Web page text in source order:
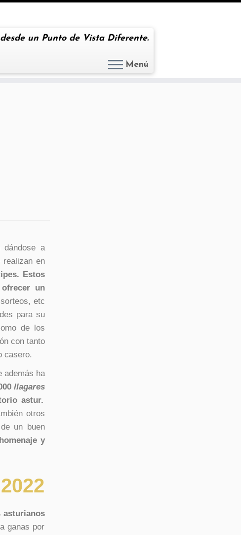
un Punto de Vista Diferente.
Menú
dándose a
realizan en
Estos
un
etc
para su
de los
con tanto
casero.
además ha
llagares
astur.
otros
un buen
y
asturianos
ganas por